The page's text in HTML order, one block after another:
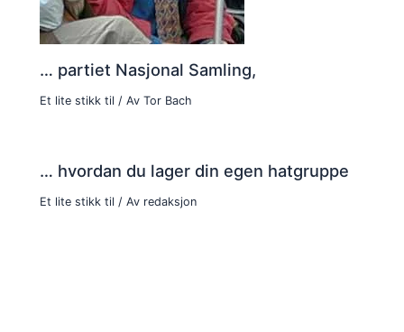
… partiet Nasjonal Samling,
Et lite stikk til / Av Tor Bach
… hvordan du lager din egen hatgruppe
Et lite stikk til / Av redaksjon